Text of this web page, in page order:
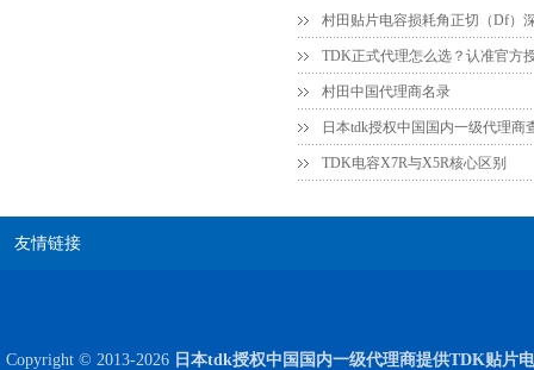
村田中国代理商名录
日本tdk授权中国国内一级代理商
TDK电容X7R与X5R核心区别
友情链接
Copyright © 2013-2026 日本tdk授权中国国内一级代理商提供TDK贴片